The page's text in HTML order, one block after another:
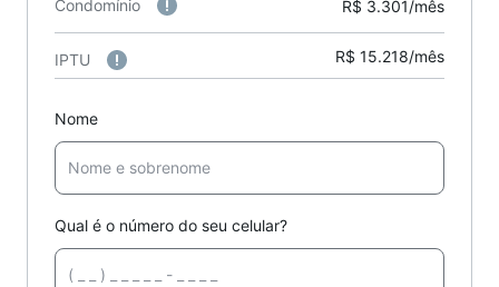
Condomínio R$ 3.301/mês
IPTU R$ 15.218/mês
Nome
Qual é o número do seu celular?